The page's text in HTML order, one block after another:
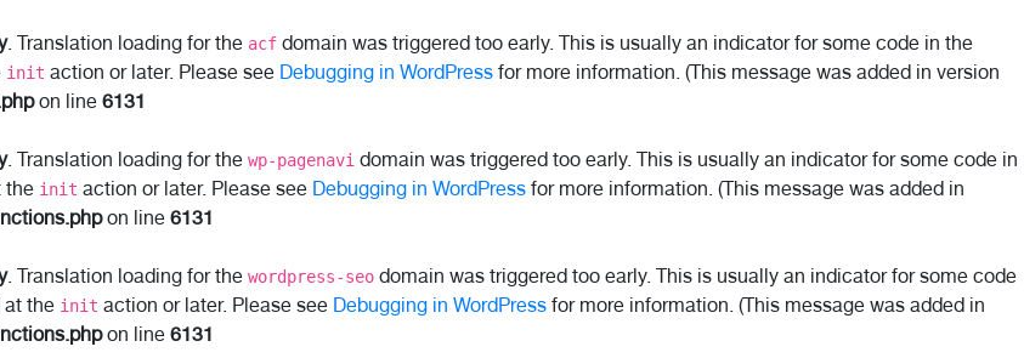
. Translation loading for the acf domain was triggered too early. This is usually an indicator for some code in the
init action or later. Please see Debugging in WordPress for more information. (This message was added in version
on line 6131
. Translation loading for the wp-pagenavi domain was triggered too early. This is usually an indicator for some code in
the init action or later. Please see Debugging in WordPress for more information. (This message was added in
on line 6131
. Translation loading for the wordpress-seo domain was triggered too early. This is usually an indicator for some code
at the init action or later. Please see Debugging in WordPress for more information. (This message was added in
on line 6131